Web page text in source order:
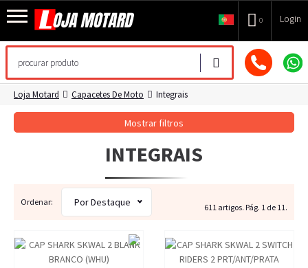
0 Login
Loja Motard Capacetes De Moto Integrais
Mostrar filtros
INTEGRAIS
Ordenar: Por Destaque 611 artigos. Pág. 1 de 11.